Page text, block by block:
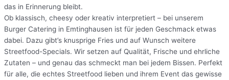
das in Erinnerung bleibt.
Ob klassisch, cheesy oder kreativ interpretiert – bei unserem
Burger Catering in Emtinghausen ist für jeden Geschmack etwas
dabei. Dazu gibt’s knusprige Fries und auf Wunsch weitere
Streetfood-Specials. Wir setzen auf Qualität, Frische und ehrliche
Zutaten – und genau das schmeckt man bei jedem Bissen. Perfekt
für alle, die echtes Streetfood lieben und ihrem Event das gewisse